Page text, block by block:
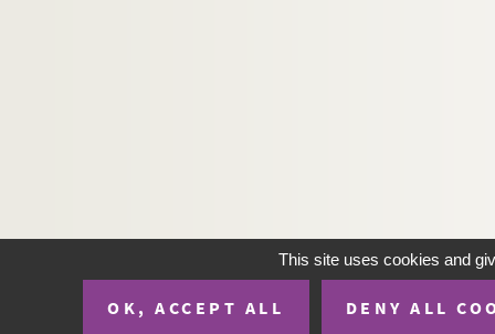
This site uses cookies and
OK, ACCEPT ALL DENY ALL